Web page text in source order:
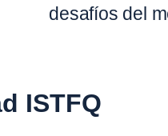
desafíos del
ISTFQ